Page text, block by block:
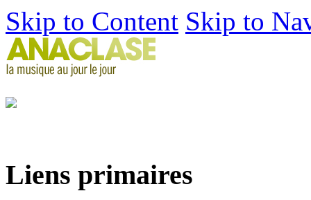
Skip to Content Skip to
Liens primaires